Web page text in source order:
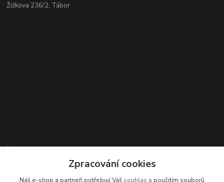
Žižkova 236/2, Tábor
Zákaznická podpora
Zpracování cookies
Náš e-shop a partneři potřebují Váš souhlas s použitím souborů